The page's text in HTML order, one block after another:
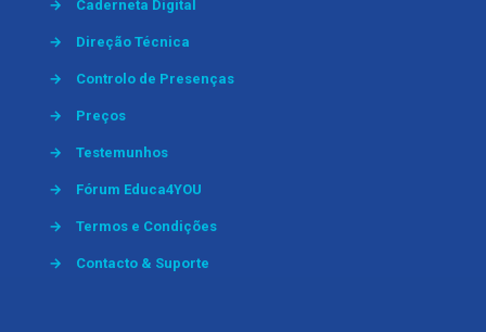
→ Caderneta Digital
→ Direção Técnica
→ Controlo de Presenças
→ Preços
→ Testemunhos
→ Fórum Educa4YOU
→ Termos e Condições
→ Contacto & Suporte